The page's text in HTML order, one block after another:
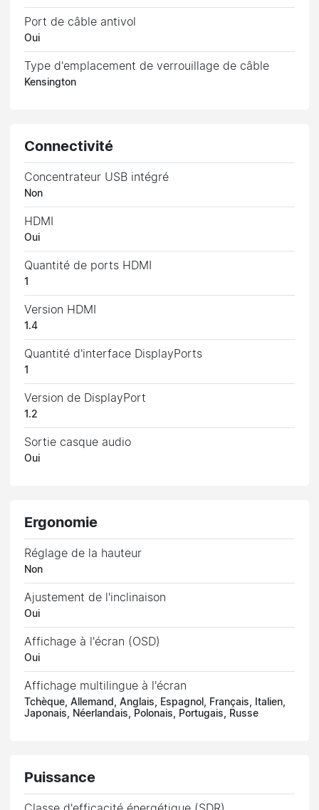
Port de câble antivol
Oui
Type d'emplacement de verrouillage de câble
Kensington
Connectivité
Concentrateur USB intégré
Non
HDMI
Oui
Quantité de ports HDMI
1
Version HDMI
1.4
Quantité d'interface DisplayPorts
1
Version de DisplayPort
1.2
Sortie casque audio
Oui
Ergonomie
Réglage de la hauteur
Non
Ajustement de l'inclinaison
Oui
Affichage à l'écran (OSD)
Oui
Affichage multilingue à l'écran
Tchèque, Allemand, Anglais, Espagnol, Français, Italien,
Japonais, Néerlandais, Polonais, Portugais, Russe
Puissance